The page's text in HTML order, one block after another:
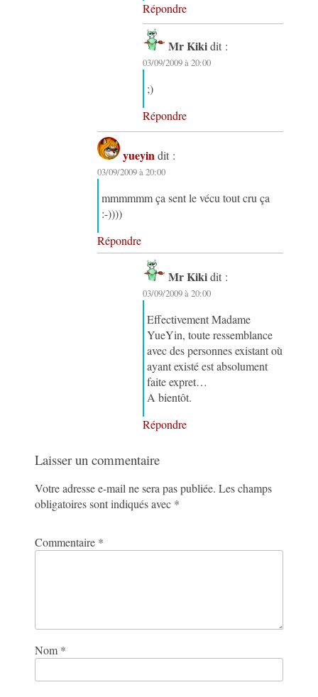
Répondre
Mr Kiki dit :
03/09/2009 à 20:00
;)
Répondre
yueyin dit :
03/09/2009 à 20:00
mmmmmm ça sent le vécu tout cru ça
:-))))
Répondre
Mr Kiki dit :
03/09/2009 à 20:00
Effectivement Madame
YueYin, toute ressemblance
avec des personnes existant où
ayant existé est absolument
faite expret…
A bientôt.
Répondre
Laisser un commentaire
Votre adresse e-mail ne sera pas publiée. Les champs
obligatoires sont indiqués avec *
Commentaire *
Nom *